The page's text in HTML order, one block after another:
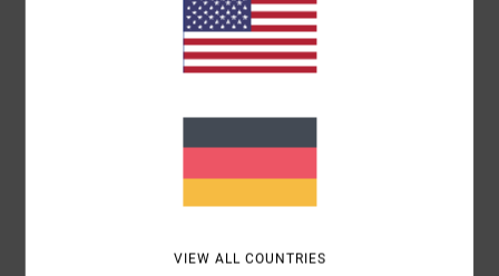
Chenille-Stoff aus Acryl
Umgefaltetes Design
Zusammensetzung[Hauptstoff] 100 % Acryl
Versand & Rückversand
VIEW ALL COUNTRIES